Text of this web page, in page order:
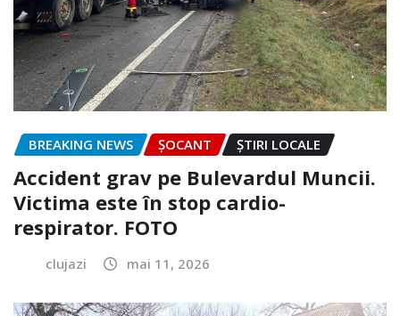
BREAKING NEWS ȘOCANT ȘTIRI LOCALE
Accident grav pe Bulevardul Muncii.
Victima este în stop cardio-
respirator. FOTO
clujazi mai 11, 2026